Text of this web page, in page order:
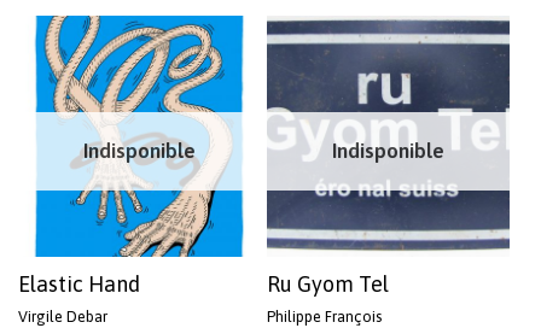
Indisponible
Elastic Hand
Virgile Debar
Indisponible
Ru Gyom Tel
Philippe François